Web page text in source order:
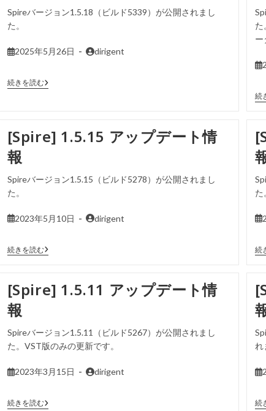
Spireバージョン1.5.18（ビルド5339）が公開されまし
た。
2025年5月26日 dirigent
続きを読む
た
ー
続
[Spire] 1.5.15 アップデート情
報
Spireバージョン1.5.15（ビルド5278）が公開されまし
た。
2023年5月10日 dirigent
続きを読む
た
続
[Spire] 1.5.11 アップデート情
報
Spireバージョン1.5.11（ビルド5267）が公開されまし
た。VST版のみの更新です。
2023年3月15日 dirigent
続きを読む
れ
続